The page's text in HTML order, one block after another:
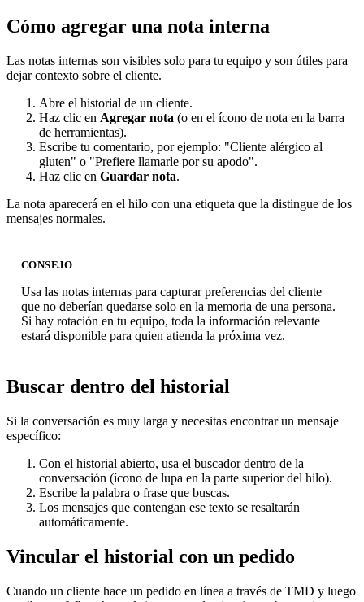
Cómo agregar una nota interna
Las notas internas son visibles solo para tu equipo y son útiles para
dejar contexto sobre el cliente.
Abre el historial de un cliente.
Haz clic en Agregar nota (o en el ícono de nota en la barra
de herramientas).
Escribe tu comentario, por ejemplo: "Cliente alérgico al
gluten" o "Prefiere llamarle por su apodo".
Haz clic en Guardar nota.
La nota aparecerá en el hilo con una etiqueta que la distingue de los
mensajes normales.
CONSEJO
Usa las notas internas para capturar preferencias del cliente
que no deberían quedarse solo en la memoria de una persona.
Si hay rotación en tu equipo, toda la información relevante
estará disponible para quien atienda la próxima vez.
Buscar dentro del historial
Si la conversación es muy larga y necesitas encontrar un mensaje
específico:
Con el historial abierto, usa el buscador dentro de la
conversación (ícono de lupa en la parte superior del hilo).
Escribe la palabra o frase que buscas.
Los mensajes que contengan ese texto se resaltarán
automáticamente.
Vincular el historial con un pedido
Cuando un cliente hace un pedido en línea a través de TMD y luego